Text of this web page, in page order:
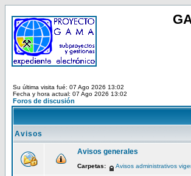
Su última visita fué: 07 Ago 2026 13:02
Fecha y hora actual: 07 Ago 2026 13:02
Foros de discusión
Avisos
Avisos generales
Carpetas: Avisos administrativos